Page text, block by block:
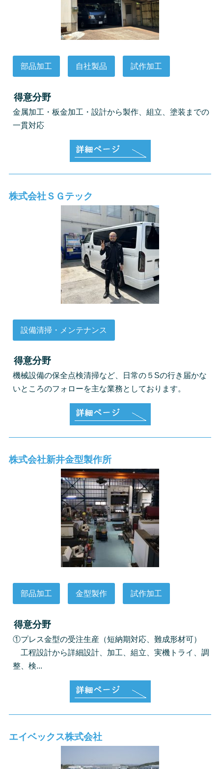
部品加工 自社製品 試作加工
得意分野
金属加工・板金加工・設計から製作、組立、塗装までの
一貫対応
株式会社ＳＧテック
設備清掃・メンテナンス
得意分野
機械設備の保全点検清掃など、日常の５Sの行き届かな
いところのフォローを主な業務としております。
株式会社新井金型製作所
部品加工 金型製作 試作加工
得意分野
①プレス金型の受注生産（短納期対応、難成形材可）
工程設計から詳細設計、加工、組立、実機トライ、調
整、検...
エイベックス株式会社